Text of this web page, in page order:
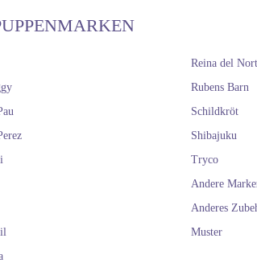
Reina del
Rubens Barn
Schildkröt
Shibajuku
Tryco
Andere
Anderes
Muster